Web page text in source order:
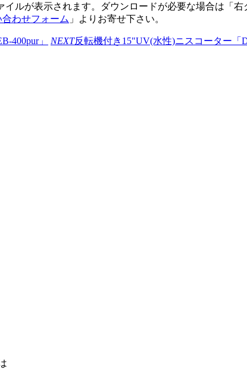
ルが表示されます。ダウンロードが必要な場合は「
合わせフォーム 」よりお寄せ下さい。
400pur」 NEXT反転機付き15"UV(水性)ニスコーター「